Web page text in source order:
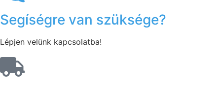
Segíségre van szüksége?
Lépjen velünk kapcsolatba!